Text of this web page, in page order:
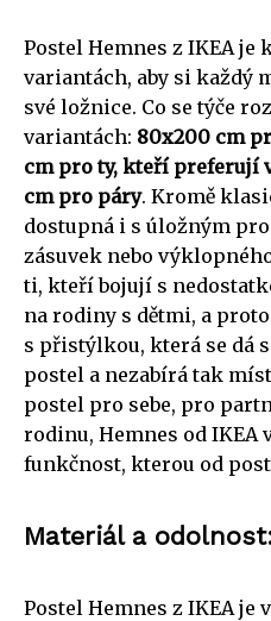
Postel Hemnes z IKEA
variantách, aby si každý
své ložnice. Co se týče
variantách: 80x200 cm
cm pro ty, kteří preferují
cm pro páry. Kromě
dostupná i s úložným
zásuvek nebo
ti, kteří bojují s
na rodiny s dětmi, a
s přistýlkou, která se dá
postel a nezabírá tak
postel pro sebe, pro
rodinu, Hemnes od IKEA
funkčnost, kterou od
Materiál a
Postel Hemnes z IKEA je